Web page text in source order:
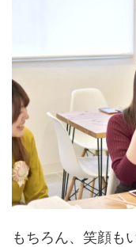
もちろん、笑顔も